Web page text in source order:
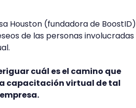
Houston (fundadora de BoostID)
de las personas involucradas
cuál es el camino que
capacitación virtual de tal